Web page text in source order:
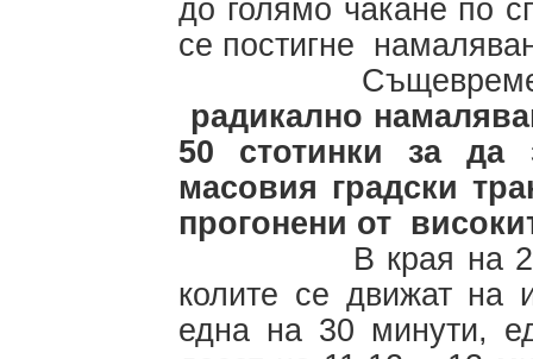
до голямо чакане по
се постигне
Същевременно
радикално
50 стотинки за да
масовия градски
прогонени от
В края на 2011
колите се движат на
една на 30 минути,